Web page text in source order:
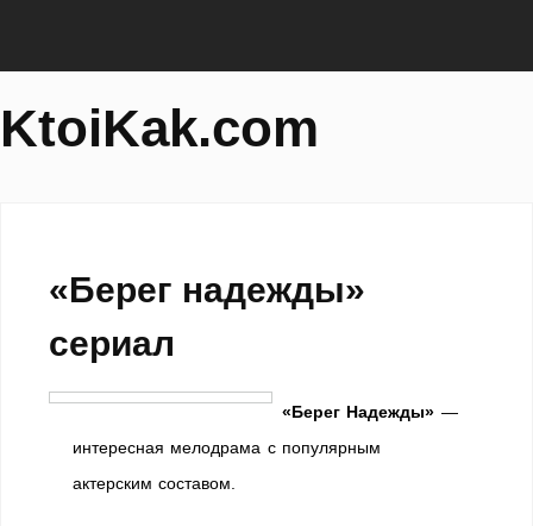
KtoiKak.com
«Берег надежды»
сериал
«Берег Надежды» —
интересная мелодрама с популярным
актерским составом.